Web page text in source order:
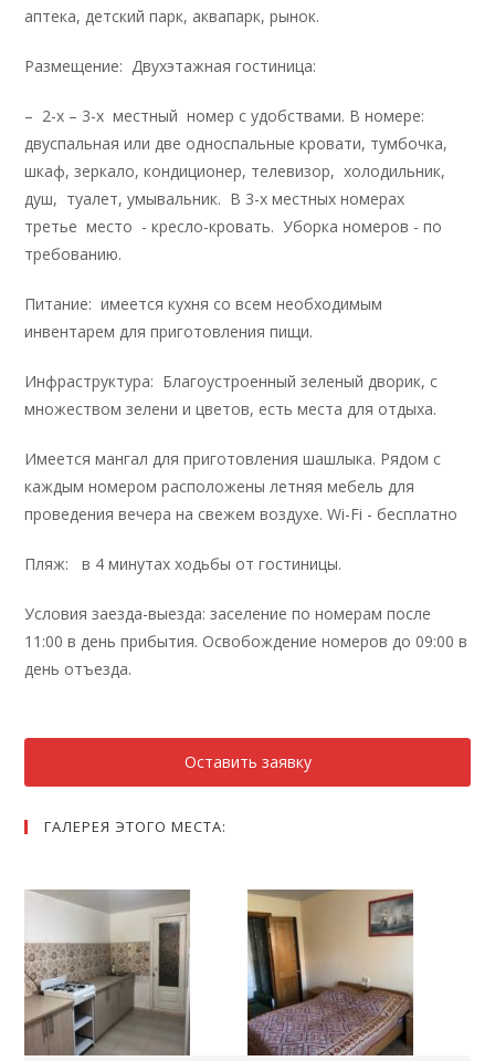
аптека, детский парк, аквапарк, рынок.
Размещение: Двухэтажная гостиница:
– 2-х – 3-х местный номер с удобствами. В номере:
двуспальная или две односпальные кровати, тумбочка,
шкаф, зеркало, кондиционер, телевизор, холодильник,
душ, туалет, умывальник. В 3-х местных номерах
третье место - кресло-кровать. Уборка номеров - по
требованию.
Питание: имеется кухня со всем необходимым
инвентарем для приготовления пищи.
Инфраструктура: Благоустроенный зеленый дворик, с
множеством зелени и цветов, есть места для отдыха.
Имеется мангал для приготовления шашлыка. Рядом с
каждым номером расположены летняя мебель для
проведения вечера на свежем воздухе. Wi-Fi - бесплатно
Пляж: в 4 минутах ходьбы от гостиницы.
Условия заезда-выезда: заселение по номерам после
11:00 в день прибытия. Освобождение номеров до 09:00 в
день отъезда.
Оставить заявку
ГАЛЕРЕЯ ЭТОГО МЕСТА: